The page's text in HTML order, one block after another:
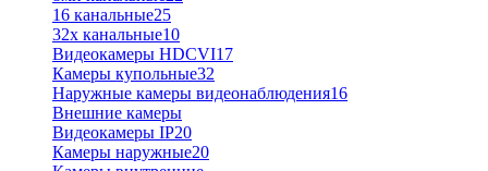
16 канальные25
32x канальные10
Видеокамеры HDCVI17
Камеры купольные32
Наружные камеры видеонаблюдения16
Внешние камеры
Видеокамеры IP20
Камеры наружные20